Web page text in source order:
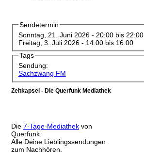
Sendetermin
Sonntag, 21. Juni 2026 - 20:00bis 22:00
Freitag, 3. Juli 2026 - 14:00bis 16:00
Tags
Sendung:
Sachzwang FM
Zeitkapsel - Die Querfunk Mediathek
Die 7-Tage-Mediathek von
Querfunk.
Alle Deine Lieblingssendungen
zum Nachhören.